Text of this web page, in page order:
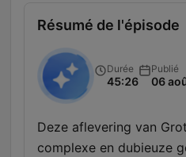
Résumé de l'épisode
Durée
45:26
Publié
06
Deze aflevering van
complexe en dubieuze